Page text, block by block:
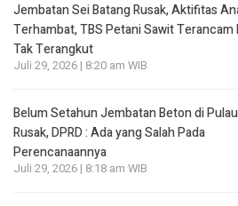
Jembatan Sei Batang Rusak, Aktifitas
Terhambat, TBS Petani Sawit
Tak Terangkut
Juli 29, 2026 | 8:20 am WIB
Belum Setahun Jembatan Beton di
Rusak, DPRD : Ada yang Salah Pada
Perencanaannya
Juli 29, 2026 | 8:18 am WIB